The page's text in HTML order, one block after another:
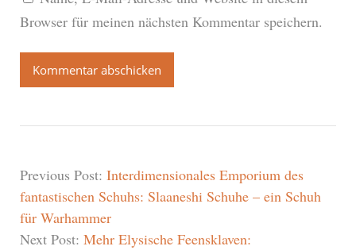
Browser für meinen nächsten Kommentar speichern.
Previous Post: Interdimensionales Emporium des
fantastischen Schuhs: Slaaneshi Schuhe – ein Schuh
für Warhammer
Next Post: Mehr Elysische Feensklaven: